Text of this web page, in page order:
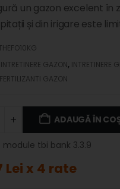
un gazon excelent în
și din irigare este
INTRETINERE GAZON, INTRETINERE
GAZON
ADAUGĂ ÎN
Lei x 4 rate